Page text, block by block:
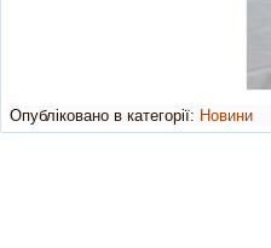
Опубліковано в категорії: Новини